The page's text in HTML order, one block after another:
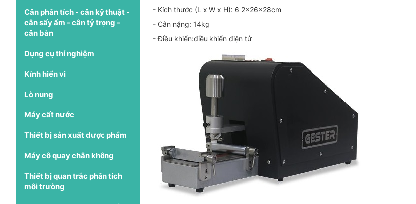
Cân phân tích - cân kỹ thuật -
cân sấy ẩm - cân tỷ trọng -
cân bàn
Dụng cụ thí nghiệm
Kính hiển vi
Lò nung
Máy cất nước
Thiết bị sản xuất dược phẩm
Máy cô quay chân không
Thiết bị quan trắc phân tích
môi trường
- Kích thước (L x W x H): 6 2x26x28cm
- Cân nặng: 14kg
- Điều khiển:điều khiển điện tử